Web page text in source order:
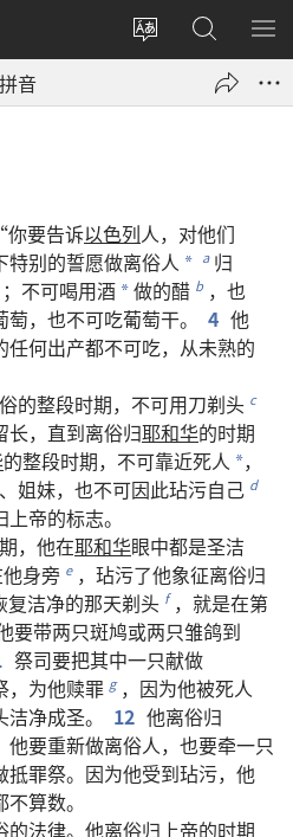
更
网
登
录
开
搜
索
JW.ORG
显
菜
音
“你要告诉以色列人， 对他们
特别的誓愿做离俗人 * a 归
； 不可喝用酒 *做的醋 b ， 也
萄， 也不可吃葡萄干。 4 他
任何出产都不可吃， 从未熟的
的整段时期， 不可用刀剃头 c
长， 直到离俗归耶和华的时期
的整段时期， 不可靠近死人 *，
、 姐妹， 也不可因此玷污自己 d
上帝的标志。
， 他在耶和华眼中都是圣洁
他身旁 e ， 玷污了他象征离俗归
复洁净的那天剃头 f ， 就是在第
要带两只斑鸠或两只雏鸽到
祭司要把其中一只献做
， 为他赎罪 g ， 因为他被死人
洁净成圣。 12 他离俗归
他要重新做离俗人， 也要牵一只
抵罪祭。 因为他受到玷污， 他
不算数。
的法律。 他离俗归上帝的时期